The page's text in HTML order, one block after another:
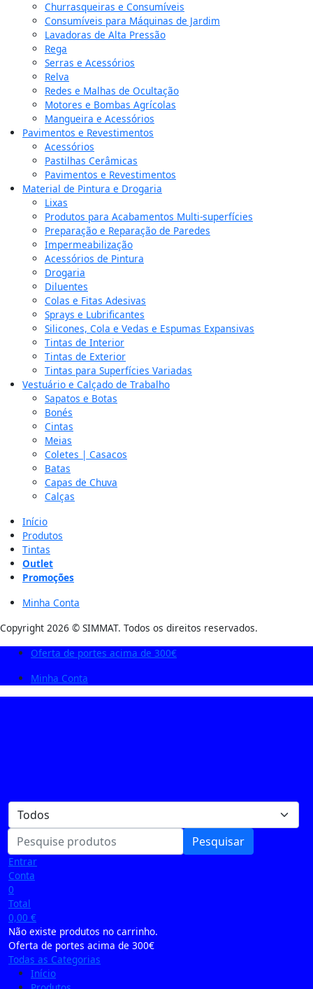
Churrasqueiras e Consumíveis
Consumíveis para Máquinas de Jardim
Lavadoras de Alta Pressão
Rega
Serras e Acessórios
Relva
Redes e Malhas de Ocultação
Motores e Bombas Agrícolas
Mangueira e Acessórios
Pavimentos e Revestimentos
Acessórios
Pastilhas Cerâmicas
Pavimentos e Revestimentos
Material de Pintura e Drogaria
Lixas
Produtos para Acabamentos Multi-superfícies
Preparação e Reparação de Paredes
Impermeabilização
Acessórios de Pintura
Drogaria
Diluentes
Colas e Fitas Adesivas
Sprays e Lubrificantes
Silicones, Cola e Vedas e Espumas Expansivas
Tintas de Interior
Tintas de Exterior
Tintas para Superfícies Variadas
Vestuário e Calçado de Trabalho
Sapatos e Botas
Bonés
Cintas
Meias
Coletes | Casacos
Batas
Capas de Chuva
Calças
Início
Produtos
Tintas
Outlet
Promoções
Minha Conta
Copyright 2026 © SIMMAT. Todos os direitos reservados.
Oferta de portes acima de 300€
Minha Conta
Pesquisar
Entrar
Conta
0
Total
0,00 €
Não existe produtos no carrinho.
Oferta de portes acima de 300€
Todas as Categorias
Início